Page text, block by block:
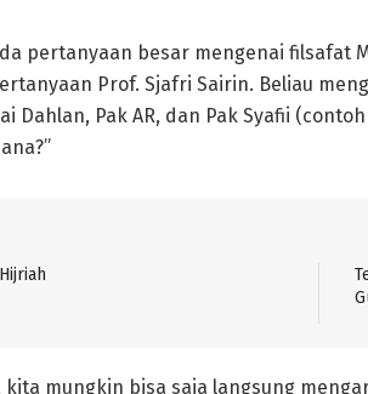
pertanyaan besar mengenai filsafat
Prof. Sjafri Sairin. Beliau
Dahlan, Pak AR, dan Pak Syafii
kita mungkin bisa saja langsung